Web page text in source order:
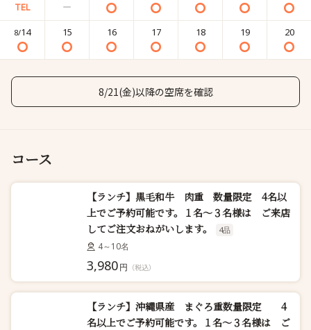
8/14 15 16 17 18 19 20
8/21(金)以降の空席を確認
コース
【ランチ】黒毛和牛 肉重 数量限定 4名以
上でご予約可能です。１名～３名様は ご来店
してご注文おねがいします。
4品
4～10名
3,980円 （税込）
【ランチ】沖縄県産 まぐろ重数量限定 4
名以上でご予約可能です。１名～３名様は ご